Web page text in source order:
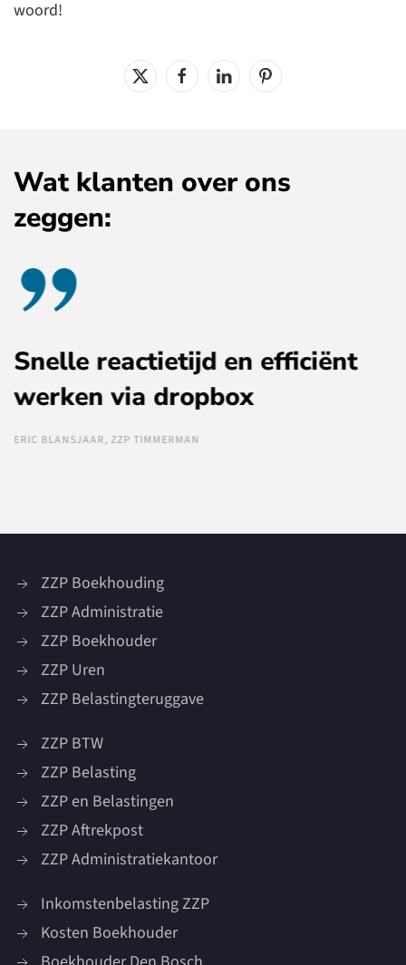
woord!
Wat klanten over ons
zeggen:
Snelle reactietijd en efficiënt
werken via dropbox
ERIC BLANSJAAR, ZZP TIMMERMAN
ZZP Boekhouding
ZZP Administratie
ZZP Boekhouder
ZZP Uren
ZZP Belastingteruggave
ZZP BTW
ZZP Belasting
ZZP en Belastingen
ZZP Aftrekpost
ZZP Administratiekantoor
Inkomstenbelasting ZZP
Kosten Boekhouder